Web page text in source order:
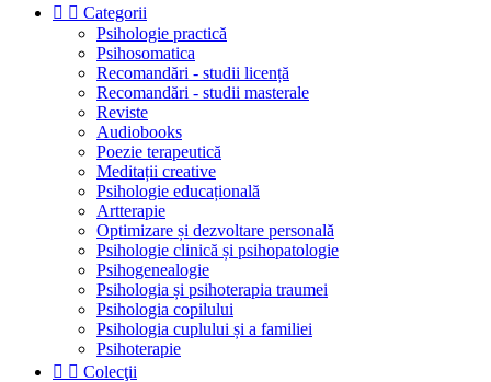
  Categorii
Psihologie practică
Psihosomatica
Recomandări - studii licență
Recomandări - studii masterale
Reviste
Audiobooks
Poezie terapeutică
Meditații creative
Psihologie educațională
Artterapie
Optimizare și dezvoltare personală
Psihologie clinică și psihopatologie
Psihogenealogie
Psihologia și psihoterapia traumei
Psihologia copilului
Psihologia cuplului și a familiei
Psihoterapie
  Colecţii